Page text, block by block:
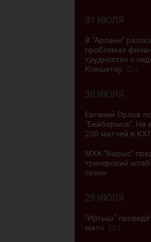
31 ИЮЛЯ
В "Арлане"
проблемах
трудностях с
Кокшетау
5
30 ИЮЛЯ
Евгений Орлов
"Бейбарыса". На
200 матчей в
МХК "Барыс"
тренерский
сезон
29 ИЮЛЯ
"Иртыш"
матч
1